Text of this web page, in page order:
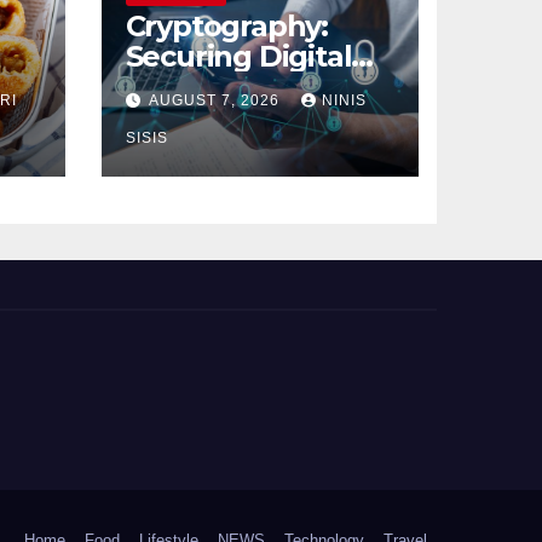
Cryptography:
Securing Digital
Communication
AUGUST 7, 2026 NINIS
SISIS